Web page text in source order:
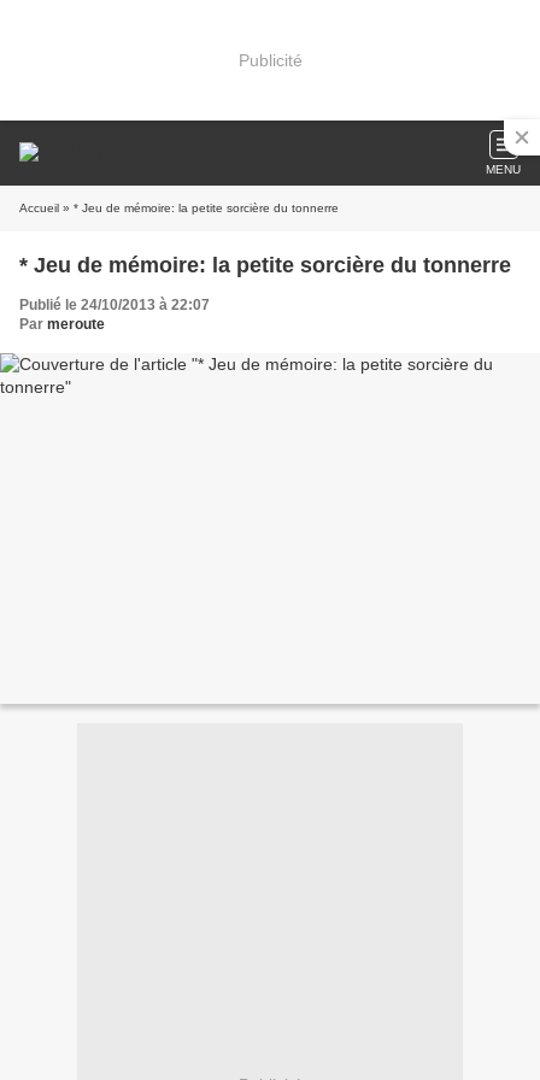
Publicité
MENU
Accueil » * Jeu de mémoire: la petite sorcière du tonnerre
* Jeu de mémoire: la petite sorcière du tonnerre
Publié le 24/10/2013 à 22:07
Par meroute